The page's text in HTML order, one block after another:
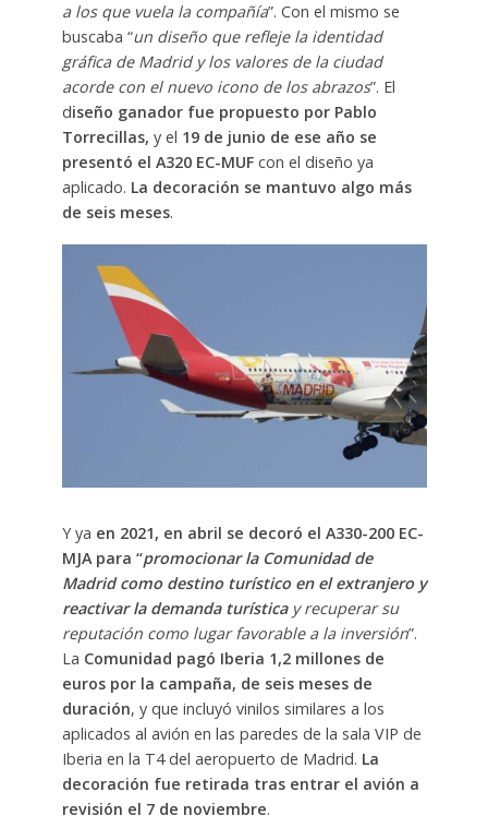
a los que vuela la compañía”. Con el mismo se
buscaba “un diseño que refleje la identidad
gráfica de Madrid y los valores de la ciudad
acorde con el nuevo icono de los abrazos”. El
diseño ganador fue propuesto por Pablo
Torrecillas, y el 19 de junio de ese año se
presentó el A320 EC-MUFcon el diseño ya
aplicado. La decoración se mantuvo algo más
de seis meses.
Y ya en 2021, en abril se decoró el A330-200 EC-
MJA para “promocionar la Comunidad de
Madrid como destino turístico en el extranjeroy
reactivar la demanda turísticay recuperar su
reputación como lugar favorable a la inversión”.
La Comunidad pagó Iberia 1,2 millones de
euros por la campaña, de seis meses de
duración, y que incluyó vinilos similares a los
aplicados al avión en las paredes de la sala VIP de
Iberia en la T4 del aeropuerto de Madrid. La
decoración fue retirada tras entrar el avión a
revisión el 7 de noviembre.